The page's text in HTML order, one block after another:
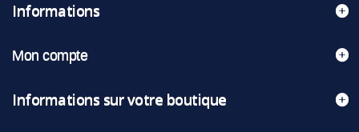
Informations
Mon compte
Informations sur votre boutique